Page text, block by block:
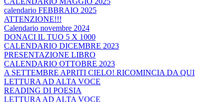
calendario FEBBRAIO 2025
ATTENZIONE!!!
Calendario novembre 2024
DONACI IL TUO 5 X 1000
CALENDARIO DICEMBRE 2023
PRESENTAZIONE LIBRO
CALENDARIO OTTOBRE 2023
A SETTEMBRE APRITI CIELO! RICOMINCIA DA QUI
LETTURA AD ALTA VOCE
READING DI POESIA
LETTURA AD ALTA VOCE